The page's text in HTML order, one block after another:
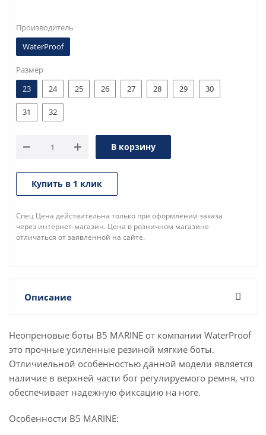
Производитель
WaterProof
Размер
23
24 25 26 27 28 29 30
31 32
В корзину
Купить в 1 клик
Спец Цена действительна только при оформлении заказа
через интернет-магазин. Цена в розничном магазине
отличаться от заявленной на сайте.
Описание
Неопреновые боты B5 MARINE от компании WaterProof
это прочные усиленные резиной мягкие боты.
Отличиельной особенностью данной модели является
наличие в верхней части бот регулируемого ремня, что
обеспечивает надежную фиксацию на ноге.
Особенности B5 MARINE: